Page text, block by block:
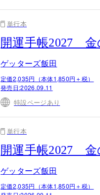
単行本
開運手帳2027
ゲッターズ飯田
定価2,035円（本体1,850円＋税）
発売日:2026.09.11
特設ページあり
単行本
開運手帳2027
ゲッターズ飯田
定価2,035円（本体1,850円＋税）